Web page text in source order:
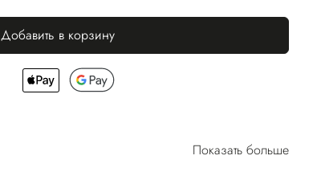
Добавить в корзину
Показать больше